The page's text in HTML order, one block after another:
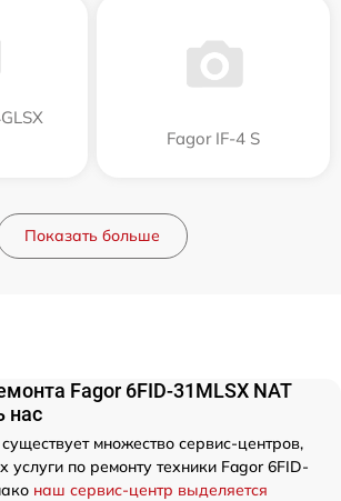
Fagor IF-4 S
Показать больше
Fagor 6FID-31MLSX NAT
нас
множество сервис-центров,
услуги по ремонту техники Fagor 6FID-
наш сервис-центр выделяется